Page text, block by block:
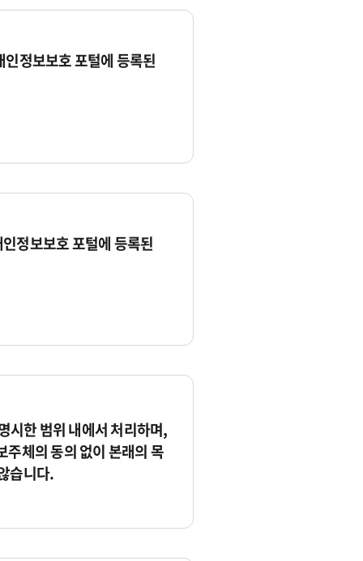
정보보호 포털에 등록된
정보보호 포털에 등록된
시한 범위 내에서 처리하며,
체의 동의 없이 본래의 목
습니다.